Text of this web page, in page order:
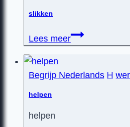
slikken
Lees meerslikken
Begrijp Nederlands H
helpen
helpen